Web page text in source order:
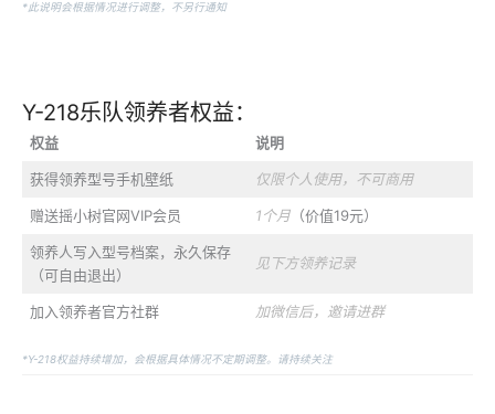
*此说明会根据情况进行调整，不另行通知
Y-218乐队领养者权益：
权益 说明
获得领养型号手机壁纸 仅限个人使用，不可商用
赠送摇小树官网VIP会员 1个月（价值19元）
领养人写入型号档案，永久保存
（可自由退出）
见下方领养记录
加入领养者官方社群 加微信后，邀请进群
*Y-218权益持续增加，会根据具体情况不定期调整。请持续关注